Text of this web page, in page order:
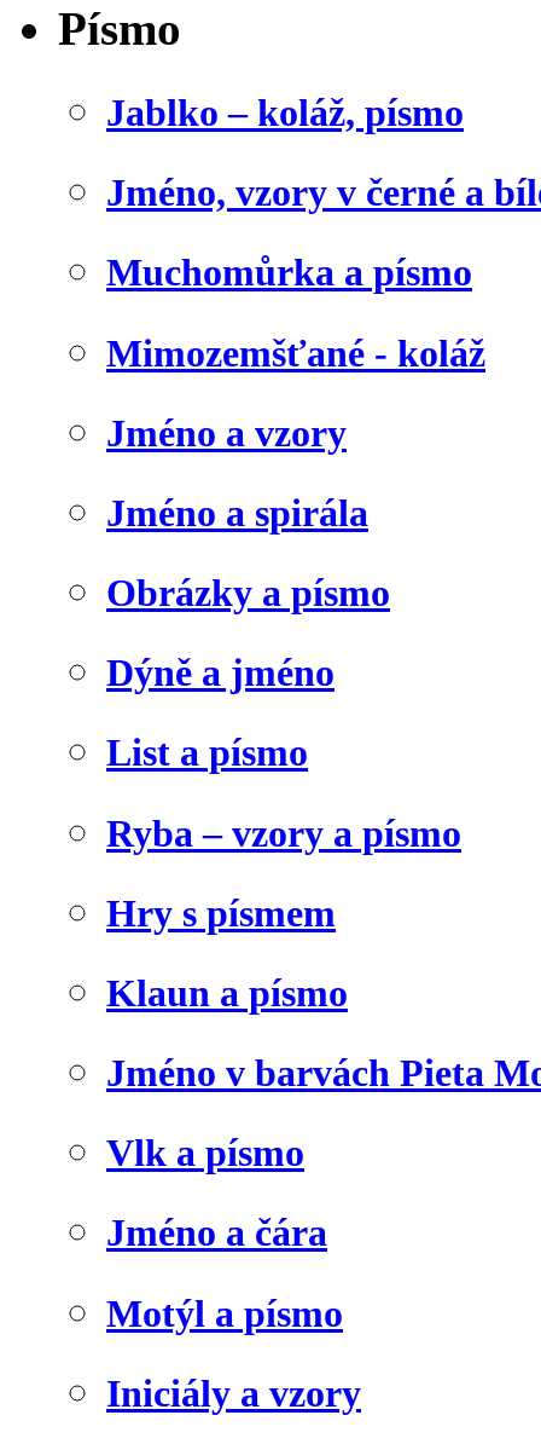
Písmo
Jablko – koláž, písmo
Jméno, vzory v černé a
Muchomůrka a písmo
Mimozemšťané - koláž
Jméno a vzory
Jméno a spirála
Obrázky a písmo
Dýně a jméno
List a písmo
Ryba – vzory a písmo
Hry s písmem
Klaun a písmo
Jméno v barvách Pieta
Vlk a písmo
Jméno a čára
Motýl a písmo
Iniciály a vzory